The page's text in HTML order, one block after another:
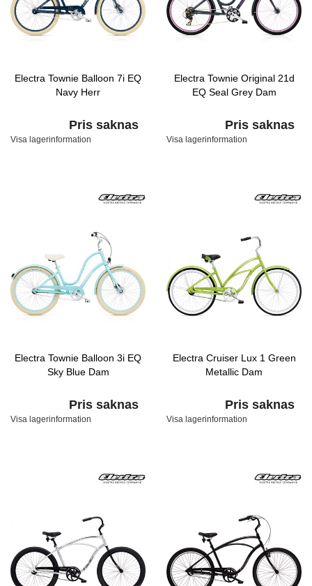
Electra Townie Balloon 7i EQ
Navy Herr
Pris saknas
Visa lagerinformation
Electra Townie Original 21d
EQ Seal Grey Dam
Pris saknas
Visa lagerinformation
Electra Townie Balloon 3i EQ
Sky Blue Dam
Pris saknas
Visa lagerinformation
Electra Cruiser Lux 1 Green
Metallic Dam
Pris saknas
Visa lagerinformation